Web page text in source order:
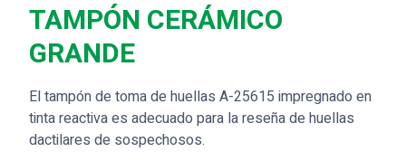
TAMPÓN CERÁMICO
GRANDE
El tampón de toma de huellas A-25615 impregnado en
tinta reactiva es adecuado para la reseña de huellas
dactilares de sospechosos.